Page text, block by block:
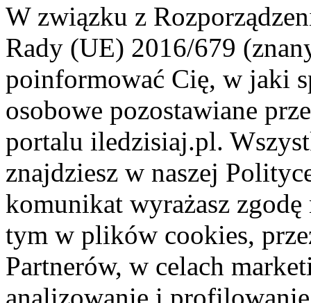
W związku z
Rady (UE) 2016/679
poinformować Cię, w jaki
osobowe pozostawiane
portalu iledzisiaj.pl.
znajdziesz w naszej
komunikat wyrażasz
tym w plików cookies,
Partnerów, w celach
analizowanie i